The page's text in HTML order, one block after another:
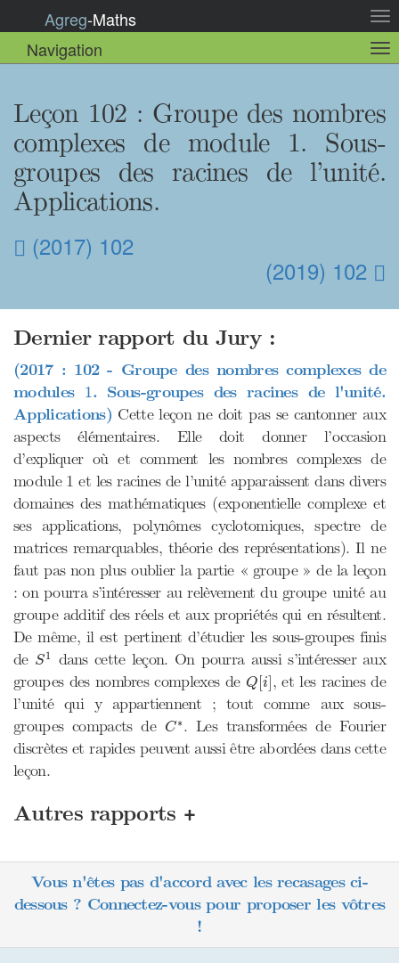
la
Agreg-Maths
Navigation
la
Leçon 102 : Groupe des nombres
complexes de module 1. Sous-
groupes des racines de l’unité.
Applications.
(2017) 102
(2019) 102
Dernier rapport du Jury :
(2017 : 102 - Groupe des nombres complexes de
modules 1
1 . Sous-groupes des racines de l'unité.
Applications) Cette leçon ne doit pas se cantonner aux
aspects élémentaires. Elle doit donner l’occasion
d’expliquer où et comment les nombres complexes de
module 1 et les racines de l’unité apparaissent dans divers
domaines des mathématiques (exponentielle complexe et
ses applications, polynômes cyclotomiques, spectre de
matrices remarquables, théorie des représentations). Il ne
faut pas non plus oublier la partie « groupe » de la leçon
: on pourra s’intéresser au relèvement du groupe unité au
groupe additif des réels et aux propriétés qui en résultent.
De même, il est pertinent d’étudier les sous-groupes finis
de S1
S1 dans cette leçon. On pourra aussi s’intéresser aux
groupes des nombres complexes de Q[i]
Q[i], et les racines de
l’unité qui y appartiennent ; tout comme aux sous-
groupes compacts de C∗
C∗. Les transformées de Fourier
discrètes et rapides peuvent aussi être abordées dans cette
leçon.
Autres rapports +
Vous n'êtes pas d'accord avec les recasages ci-
dessous ? Connectez-vous pour proposer les vôtres
!